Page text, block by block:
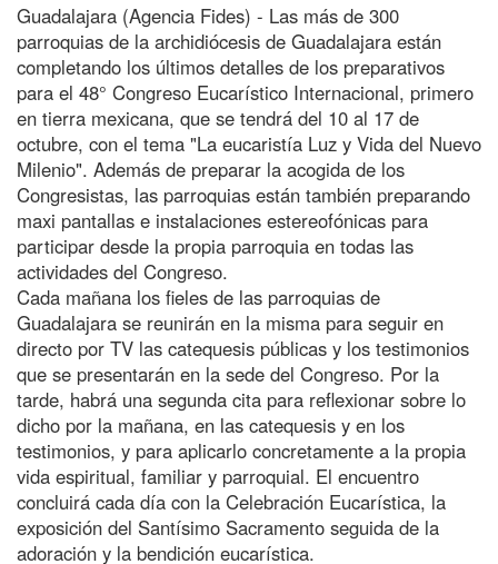
Guadalajara (Agencia Fides) - Las más de 300
parroquias de la archidiócesis de Guadalajara están
completando los últimos detalles de los preparativos
para el 48° Congreso Eucarístico Internacional, primero
en tierra mexicana, que se tendrá del 10 al 17 de
octubre, con el tema "La eucaristía Luz y Vida del Nuevo
Milenio". Además de preparar la acogida de los
Congresistas, las parroquias están también preparando
maxi pantallas e instalaciones estereofónicas para
participar desde la propia parroquia en todas las
actividades del Congreso.
Cada mañana los fieles de las parroquias de
Guadalajara se reunirán en la misma para seguir en
directo por TV las catequesis públicas y los testimonios
que se presentarán en la sede del Congreso. Por la
tarde, habrá una segunda cita para reflexionar sobre lo
dicho por la mañana, en las catequesis y en los
testimonios, y para aplicarlo concretamente a la propia
vida espiritual, familiar y parroquial. El encuentro
concluirá cada día con la Celebración Eucarística, la
exposición del Santísimo Sacramento seguida de la
adoración y la bendición eucarística.